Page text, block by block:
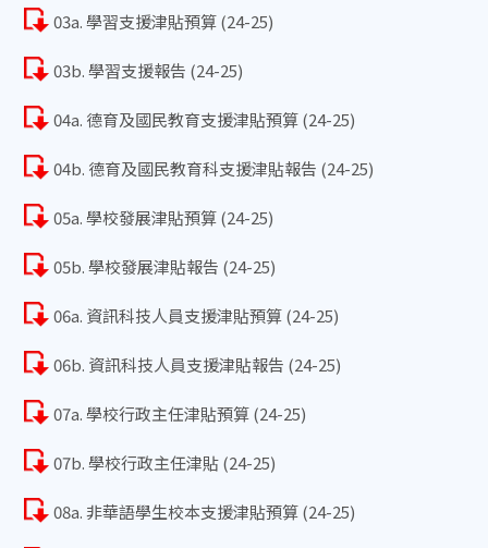
03a. 學習支援津貼預算 (24-25)
03b. 學習支援報告 (24-25)
04a. 德育及國民教育支援津貼預算 (24-25)
04b. 德育及國民教育科支援津貼報告 (24-25)
05a. 學校發展津貼預算 (24-25)
05b. 學校發展津貼報告 (24-25)
06a. 資訊科技人員支援津貼預算 (24-25)
06b. 資訊科技人員支援津貼報告 (24-25)
07a. 學校行政主任津貼預算 (24-25)
07b. 學校行政主任津貼 (24-25)
08a. 非華語學生校本支援津貼預算 (24-25)